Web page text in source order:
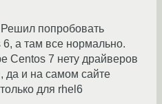
попробовать
6, а там все нормально.
Centos 7 нету драйверов
да и на самом сайте
для rhel6